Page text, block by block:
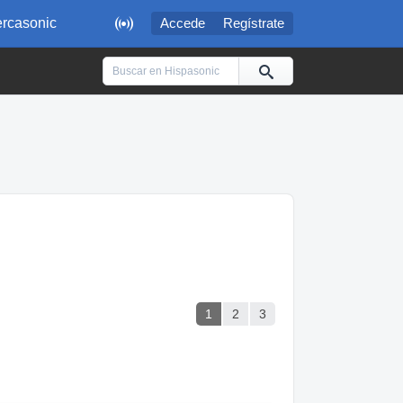
 Accede Regístrate
1 2 3